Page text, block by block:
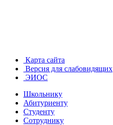
Карта сайта
Версия для слабовидящих
ЭИОС
Школьнику
Абитуриенту
Студенту
Сотруднику